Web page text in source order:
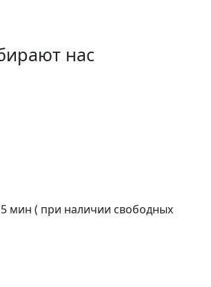
нас
мин ( при наличии свободных